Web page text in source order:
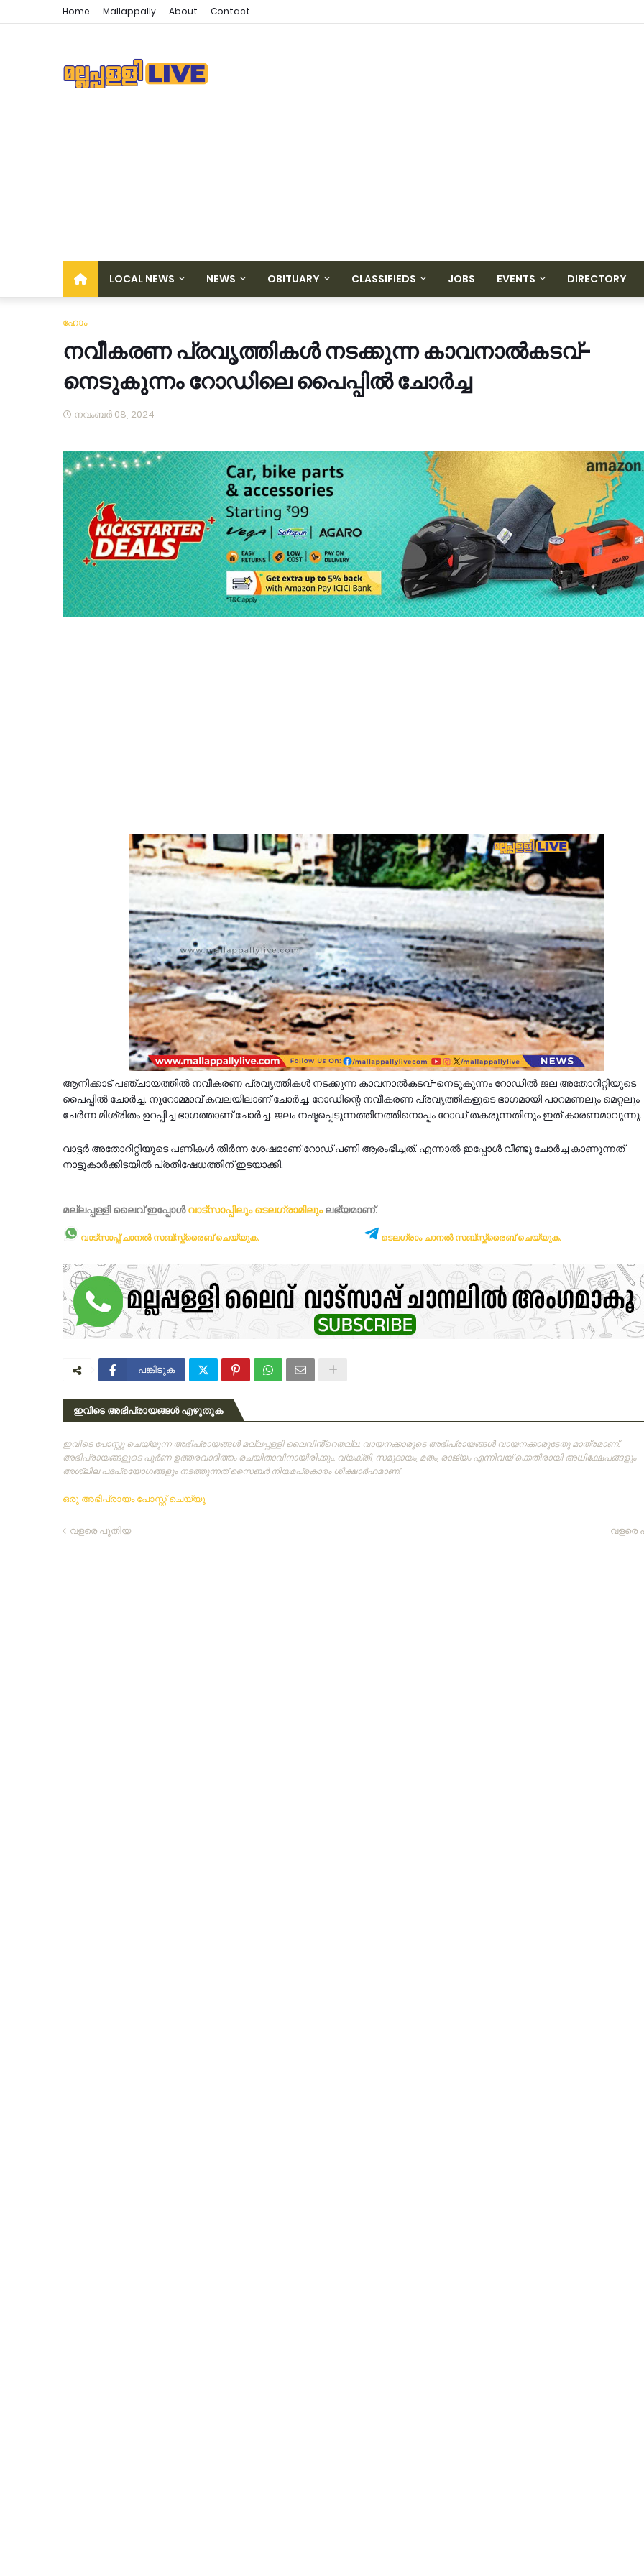
Home Mallappally About Contact
LOCAL NEWS NEWS OBITUARY CLASSIFIEDS JOBS EVENTS DIRECTORY
ഹോം
നവീകരണ പ്രവൃത്തികള്‍ നടക്കുന്ന കാവനാല്‍കടവ്‌-
നെടുകുന്നം റോഡിലെ പൈപ്പില്‍ ചോര്‍ച്ച
നവംബർ 08, 2024
ആനിക്കാട്‌ പഞ്ചായത്തിൽ നവീകരണ പ്രവൃത്തികള്‍ നടക്കുന്ന കാവനാല്‍കടവ്‌-നെടുകുന്നം റോഡില്‍ ജല അതോറിറ്റിയുടെ
പൈപ്പില്‍ ചോര്‍ച്ച. നൂറോമ്മാവ്‌ കവലയിലാണ്‌ ചോര്‍ച്ച. റോഡിന്റെ നവീകരണ പ്രവൃത്തികളുടെ ഭാഗമായി പാറമണലും മെറ്റലും
ചേര്‍ന്ന മിശ്രിതം ഉറപ്പിച്ച ഭാഗത്താണ് ചോർച്ച. ജലം നഷ്ടപ്പെടുന്നത്തിനത്തിനൊപ്പം റോഡ് തകരുന്നതിനും ഇത് കാരണമാവുന്നു.
വാട്ടർ അതോറിറ്റിയുടെ പണികൾ തീർന്ന ശേഷമാണ് റോഡ് പണി ആരംഭിച്ചത്. എന്നാൽ ഇപ്പോൾ വീണ്ടു ചോർച്ച കാണുന്നത്
നാട്ടുകാർക്കിടയിൽ പ്രതിഷേധത്തിന് ഇടയാക്കി.
മല്ലപ്പള്ളി ലൈവ് ഇപ്പോള്‍വാട്സാപ്പിലും ടെലഗ്രാമിലുംലഭ്യമാണ്‌.
വാട്സാപ്പ് ചാനൽ സബ്സ്ക്രൈബ് ചെയ്യുക. ടെലഗ്രാം ചാനൽ സബ്സ്ക്രൈബ് ചെയ്യുക.
പങ്കിടുക
ഇവിടെ അഭിപ്രായങ്ങൾ എഴുതുക
ഇവിടെ പോസ്റ്റു ചെയ്യുന്ന അഭിപ്രായങ്ങള്‍ മല്ലപ്പള്ളി ലൈവിൻ്റെതല്ല. വായനക്കാരുടെ അഭിപ്രായങ്ങള്‍ വായനക്കാരുടേതു മാത്രമാണ്‌.
അഭിപ്രായങ്ങളുടെ പൂര്‍ണ ഉത്തരവാദിത്തം രചയിതാവിനായിരിക്കും. വ്യക്തി, സമുദായം, മതം, രാജ്യം എന്നിവയ് ക്കെതിരായി അധിക്ഷേപങ്ങളും
അശ്ലീല പദപ്രയോഗങ്ങളും നടത്തുന്നത്‌ സൈബര്‍ നിയമപ്രകാരം ശിക്ഷാര്‍ഹമാണ്‌.
ഒരു അഭിപ്രായം പോസ്റ്റ് ചെയ്യൂ
വളരെ പുതിയ വളരെ